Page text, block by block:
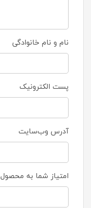
نام و نام خانوادگی
پست الکترونیک
آدرس وب‌سایت
امتیاز شما به محصول